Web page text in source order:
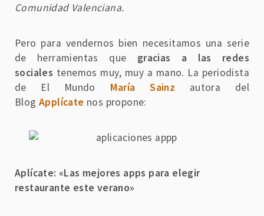
Comunidad Valenciana.
Pero para vendernos bien necesitamos una serie
de herramientas que gracias a las redes
sociales tenemos muy, muy a mano. La periodista
de El Mundo María Sainz autora del
Blog Applícate nos propone:
Aplícate: «Las mejores apps para elegir
restaurante este verano»